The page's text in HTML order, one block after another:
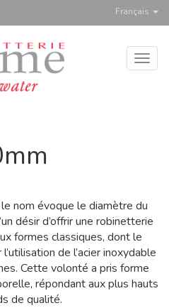
Français
nom évoque le diamètre du
désir d’offrir une robinetterie
formes classiques, dont le
de l’acier inoxydable
Cette volonté a pris forme
répondant aux plus hauts
de qualité.